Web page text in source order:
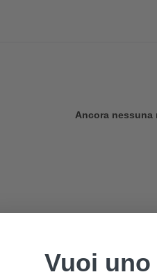
Ancora nessuna
Vuoi